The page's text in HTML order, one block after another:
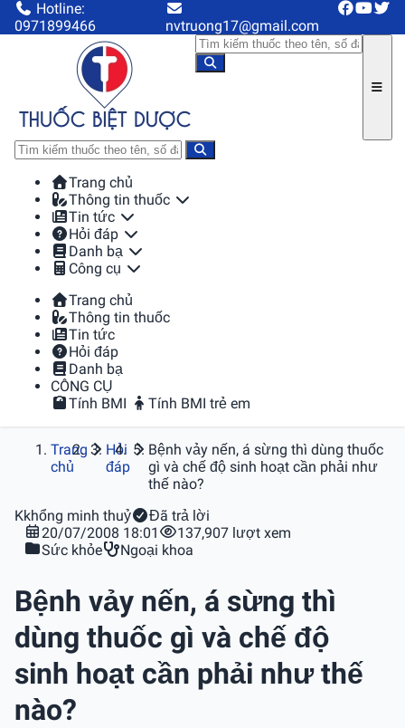
Hotline:
0971899466
nvtruong17@gmail.com
Trang chủ
Thông tin thuốc
Tin tức
Hỏi đáp
Danh bạ
Công cụ
Trang chủ
Thông tin thuốc
Tin tức
Hỏi đáp
Danh bạ
CÔNG CỤ
Tính BMI
Tính BMI trẻ em
Trang
chủ
Hỏi
đáp
Bệnh vảy nến, á sừng thì dùng thuốc
gì và chế độ sinh hoạt cần phải như
thế nào?
Kkhổng minh thuỷ
Đã trả lời
20/07/2008 18:01
137,907 lượt xem
Sức khỏe
Ngoại khoa
Bệnh vảy nến, á sừng thì
dùng thuốc gì và chế độ
sinh hoạt cần phải như thế
nào?